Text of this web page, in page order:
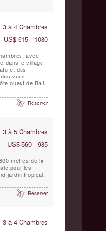
3 à 4 Chambres
US$ 615 - 1080
avec
dans le village
et des
vues
ouest de Bali.
Réserver
3 à 5 Chambres
US$ 560 - 985
mètres de la
pour les
jardin tropical.
Réserver
3 à 4 Chambres